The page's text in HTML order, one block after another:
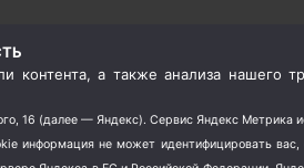
а также анализа нашего
16 (далее — Яндекс). Сервис Яндекс Метрика
информация не может идентифицировать